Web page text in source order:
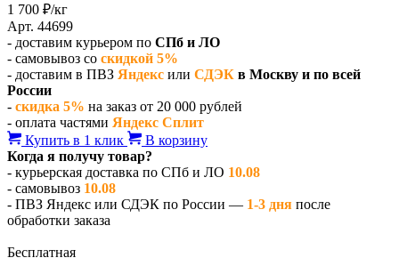
1 700 ₽/кг
Арт. 44699
- доставим курьером по СПб и ЛО
- самовывоз со скидкой 5%
- доставим в ПВЗ Яндекс или СДЭК в Москву и по всей
России
- скидка 5% на заказ от 20 000 рублей
- оплата частями Яндекс Сплит
Купить в 1 клик
В корзину
Когда я получу товар?
- курьерская доставка по СПб и ЛО 10.08
- самовывоз 10.08
- ПВЗ Яндекс или СДЭК по России — 1-3 дня после
обработки заказа
Бесплатная